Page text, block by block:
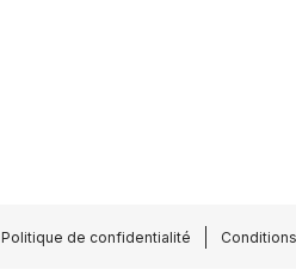
Politique de confidentialité